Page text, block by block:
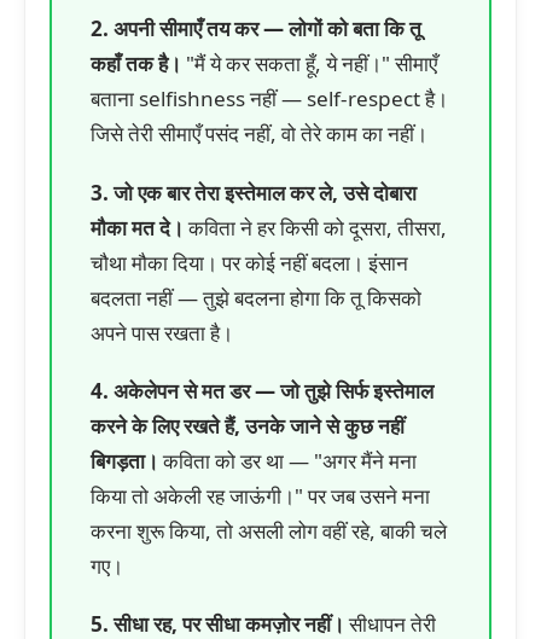
2. अपनी सीमाएँ तय कर — लोगों को बता कि तू
कहाँ तक है। "मैं ये कर सकता हूँ, ये नहीं।" सीमाएँ
बताना selfishness नहीं — self-respect है।
जिसे तेरी सीमाएँ पसंद नहीं, वो तेरे काम का नहीं।
3. जो एक बार तेरा इस्तेमाल कर ले, उसे दोबारा
मौका मत दे। कविता ने हर किसी को दूसरा, तीसरा,
चौथा मौका दिया। पर कोई नहीं बदला। इंसान
बदलता नहीं — तुझे बदलना होगा कि तू किसको
अपने पास रखता है।
4. अकेलेपन से मत डर — जो तुझे सिर्फ इस्तेमाल
करने के लिए रखते हैं, उनके जाने से कुछ नहीं
बिगड़ता। कविता को डर था — "अगर मैंने मना
किया तो अकेली रह जाऊंगी।" पर जब उसने मना
करना शुरू किया, तो असली लोग वहीं रहे, बाकी चले
गए।
5. सीधा रह, पर सीधा कमज़ोर नहीं। सीधापन तेरी